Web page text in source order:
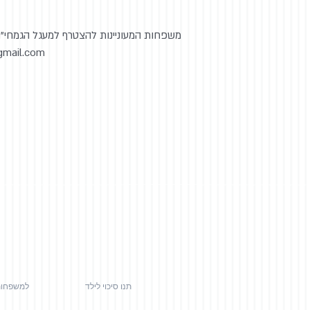
משפחות המעוניינות להצטרף למעגל
תנו סיכוי לילד